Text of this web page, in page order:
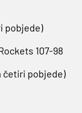
pobjede)
107-98
četiri pobjede)